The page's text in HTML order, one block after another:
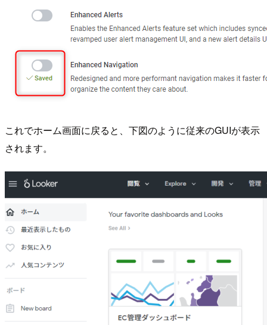
これでホーム画面に戻ると、下図のように従来のGUIが表示
されます。